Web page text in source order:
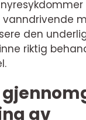
den
riktig
av